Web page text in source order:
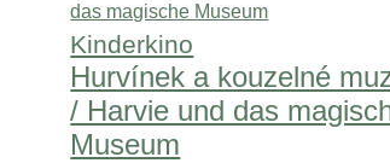
Kinderkino
Hurvínek a kouzelné
/ Harvie und das
Museum